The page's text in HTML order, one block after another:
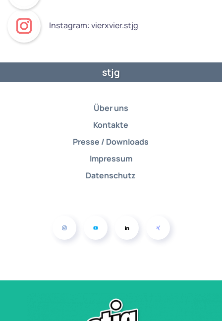
Instagram: vierxvier.stjg
stjg
Über uns
Kontakte
Presse / Downloads
Impressum
Datenschutz